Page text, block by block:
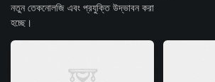
নতুন তেকনোলজি এবং প্রযুক্তি উদ্ভাবন করা
হচ্ছে।